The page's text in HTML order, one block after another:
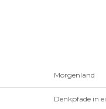
Morgenland
Denkpfade in